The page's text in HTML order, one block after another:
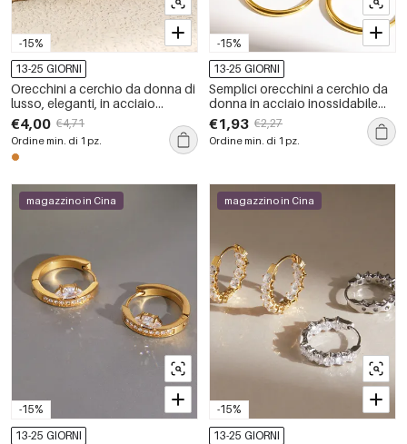
-15%
13-25 GIORNI
Orecchini a cerchio da donna di
lusso, eleganti, in acciaio
inossidabile color oro,
impermeabili.
€4,00 €4,71
Ordine min. di 1 pz.
-15%
13-25 GIORNI
Semplici orecchini a cerchio da
donna in acciaio inossidabile
impermeabile color oro.
€1,93 €2,27
Ordine min. di 1 pz.
-15%
magazzino in Cina
13-25 GIORNI
-15%
magazzino in Cina
13-25 GIORNI